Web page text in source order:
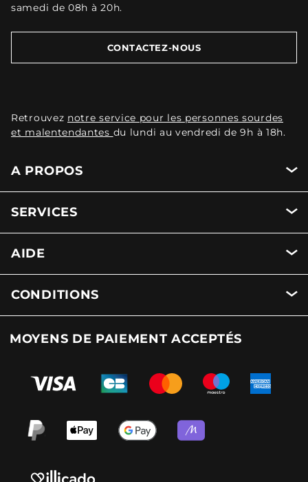
samedi de 08h à 20h.
CONTACTEZ-NOUS
Retrouvez notre service pour les personnes sourdes
et malentendantes du lundi au vendredi de 9h à 18h.
A PROPOS
SERVICES
AIDE
CONDITIONS
MOYENS DE PAIEMENT ACCEPTÉS